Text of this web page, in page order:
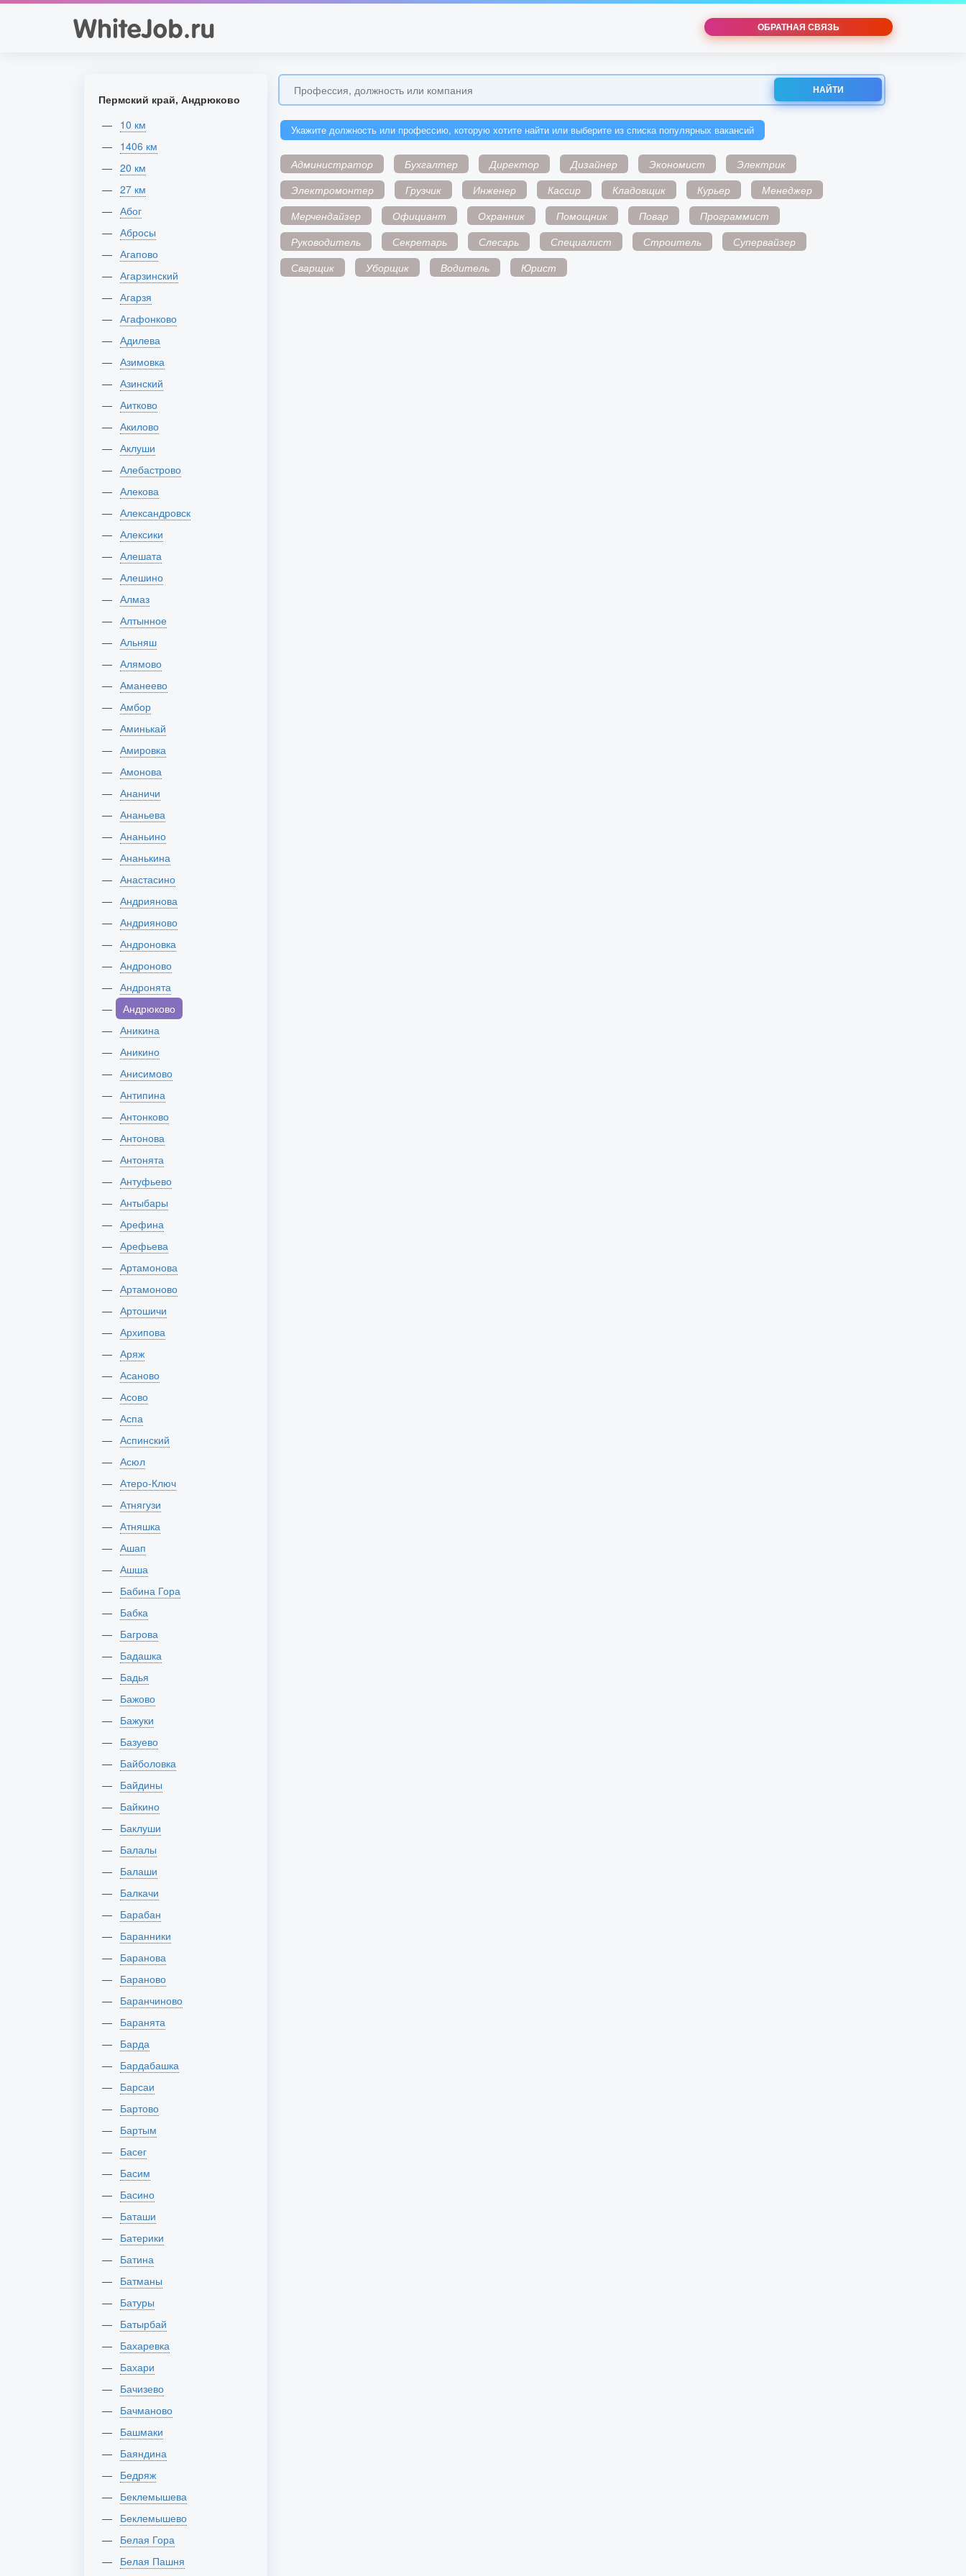
ОБРАТНАЯ СВЯЗЬ
НАЙТИ
Укажите должность или профессию, которую хотите найти или выберите из списка популярных вакансий
Администратор Бухгалтер Директор Дизайнер Экономист
Электрик
Электромонтер
Грузчик Инженер Кассир Кладовщик Курьер
Менеджер
Мерчендайзер
Официант Охранник Помощник Повар
Программист
Руководитель
Секретарь Слесарь Специалист Строитель
Супервайзер
Сварщик
Уборщик Водитель Юрист
Пермский край, Андрюково
10 км
1406 км
20 км
27 км
Абог
Абросы
Агапово
Агарзинский
Агарзя
Агафонково
Адилева
Азимовка
Азинский
Аитково
Акилово
Аклуши
Алебастрово
Алекова
Александровск
Алексики
Алешата
Алешино
Алмаз
Алтынное
Альняш
Алямово
Аманеево
Амбор
Аминькай
Амировка
Амонова
Ананичи
Ананьева
Ананьино
Ананькина
Анастасино
Андриянова
Андрияново
Андроновка
Андроново
Андронята
Андрюково
Аникина
Аникино
Анисимово
Антипина
Антонково
Антонова
Антонята
Антуфьево
Антыбары
Арефина
Арефьева
Артамонова
Артамоново
Артошичи
Архипова
Аряж
Асаново
Асово
Аспа
Аспинский
Асюл
Атеро-Ключ
Атнягузи
Атняшка
Ашап
Ашша
Бабина Гора
Бабка
Багрова
Бадашка
Бадья
Бажово
Бажуки
Базуево
Байболовка
Байдины
Байкино
Баклуши
Балалы
Балаши
Балкачи
Барабан
Баранники
Баранова
Бараново
Баранчиново
Баранята
Барда
Бардабашка
Барсаи
Бартово
Бартым
Басег
Басим
Басино
Баташи
Батерики
Батина
Батманы
Батуры
Батырбай
Бахаревка
Бахари
Бачизево
Бачманово
Башмаки
Баяндина
Бедряж
Беклемышева
Беклемышево
Белая Гора
Белая Пашня